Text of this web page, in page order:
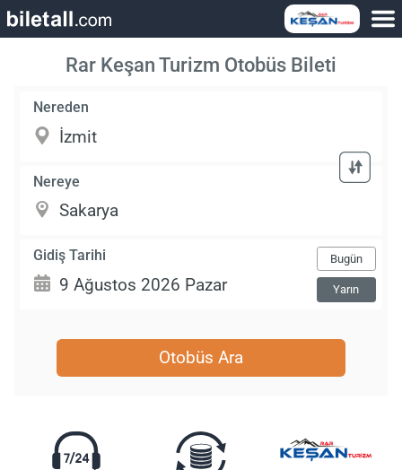
Rar Keşan Turizm Otobüs Bileti
Nereden
Nereye
Gidiş Tarihi Bugün
Yarın
Otobüs Ara